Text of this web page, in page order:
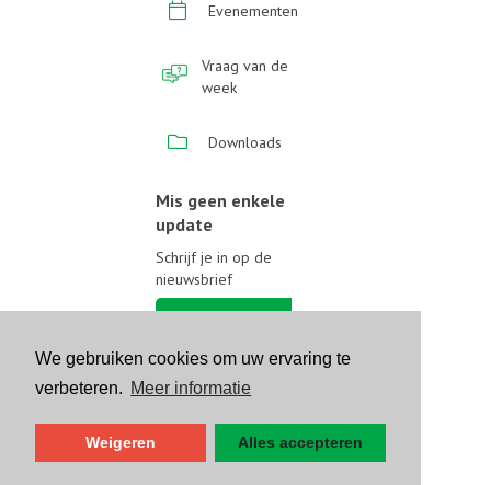
We gebruiken cookies om uw ervaring te
verbeteren. Meer informatie
Weigeren Alles accepteren
Evenementen
Vraag van de
week
Downloads
Mis geen enkele
update
Schrijf je in op de
nieuwsbrief
Volg ons op sociale media